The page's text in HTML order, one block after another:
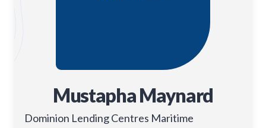
Mustapha Maynard
Dominion Lending Centres Maritime